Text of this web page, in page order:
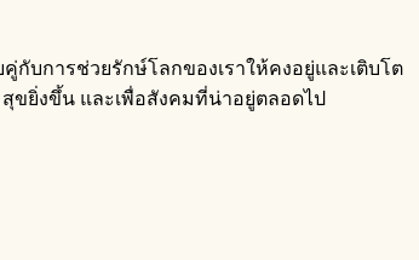
บการช่วยรักษ์โลกของเราให้คงอยู่และเติบโต
สุขยิ่งขึ้น และเพื่อสังคมที่น่าอยู่ตลอดไป